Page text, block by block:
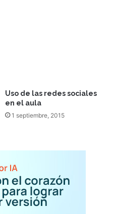
Uso de las redes sociales
en el aula
1 septiembre, 2015